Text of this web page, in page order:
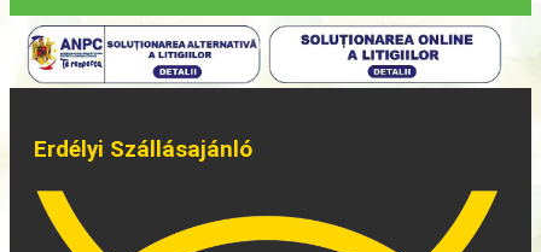
Erdélyi Szállásajánló